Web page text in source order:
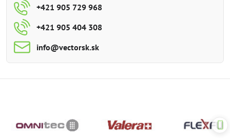
+421 905 729 968
+421 905 404 308
info​@vectorsk​.sk